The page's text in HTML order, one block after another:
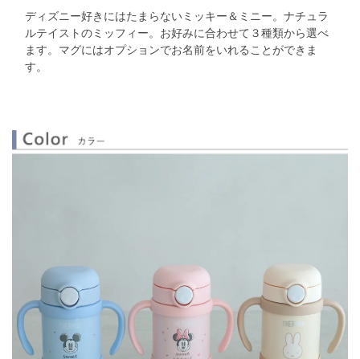
ディズニー好きにはたまらないミッキー＆ミニー。 ナチュラ
ルテイストのミッフィー。お好みに合わせて３種類から選べ
ます。 マグにはオプションでお名前をいれることができま
す。